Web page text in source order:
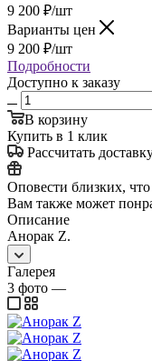
9 200 ₽/шт
Варианты цен
9 200 ₽/шт
Подробности
Доступно к заказу
В корзину
Купить в 1 клик
Рассчитать
Оповести близких,
Вам также может
Описание
Анорак Z.
Галерея
3 фото —